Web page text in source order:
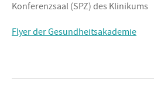
Konferenzsaal (SPZ) des Klinikums
Flyer der Gesundheitsakademie